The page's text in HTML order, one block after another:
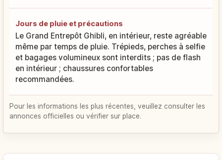
Jours de pluie et précautions
Le Grand Entrepôt Ghibli, en intérieur, reste agréable
même par temps de pluie. Trépieds, perches à selfie
et bagages volumineux sont interdits ; pas de flash
en intérieur ; chaussures confortables
recommandées.
Pour les informations les plus récentes, veuillez consulter les
annonces officielles ou vérifier sur place.